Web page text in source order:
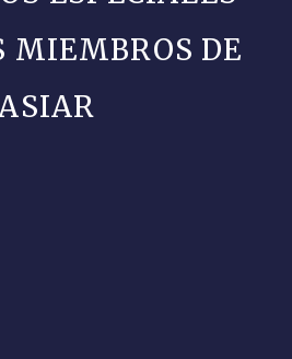
MIEMBROS DE